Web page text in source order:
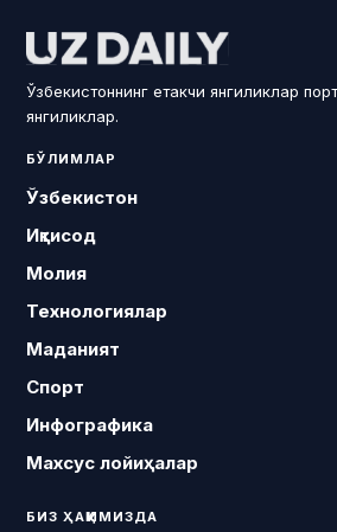
Ўзбекистоннинг етакчи янгиликлар
янгиликлар.
БЎЛИМЛАР
Ўзбекистон
Иқтисод
Молия
Технологиялар
Маданият
Спорт
Инфографика
Махсус лойиҳалар
БИЗ ҲАҚИМИЗДА